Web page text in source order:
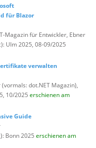
für Blazor
Magazin für Entwickler, Ebner
Ulm 2025, 08-09/2025
verwalten
dot.NET Magazin),
10/2025 erschienen am
Guide
Bonn 2025 erschienen am